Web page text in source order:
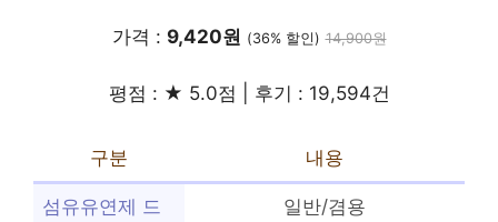
가격 : 9,420원 (36% 할인) 14,900원
평점 : ★ 5.0점 | 후기 : 19,594건
구분 내용
섬유유연제 드
일반/겸용